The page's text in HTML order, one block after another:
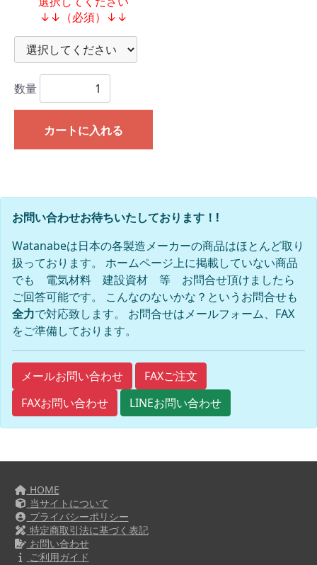
↓↓（必須）↓↓
数量
カートに入れる
お問い合わせお待ちいたしております！!
Watanabeは日本の各製造メーカーの商品はほとんど取り
扱っております。 ホームページ上に掲載していない商品
でも 電気材料 建設資材 等 お問合せ頂けましたら
ご回答可能です。 こんなのないかな？というお問合せも
全力で対応致します。 お問合せはメールフォーム、FAX
をご準備しております。
メールお問い合わせ
FAXご注文
FAXお問い合わせ
LINEお問い合わせ
HOME
当サイトについて
プライバシーポリシー
特定商取引法に基づく表記
お問い合わせ
ご利用ガイド